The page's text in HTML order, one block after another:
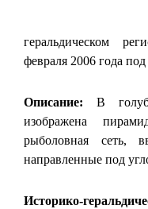
геральдическом
февраля 2006 года
Описание: В
изображена
рыболовная сеть,
направленные под
Историко-